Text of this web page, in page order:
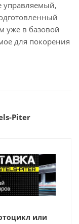
управляемый,
уже в базовой
для покорения
Piter
или